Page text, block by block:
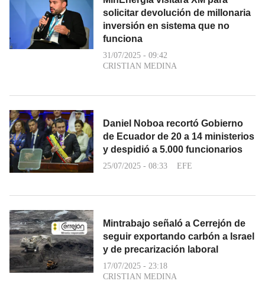
solicitar devolución de millonaria
inversión en sistema que no
funciona
31/07/2025 - 09:42
CRISTIAN MEDINA
Daniel Noboa recortó Gobierno
de Ecuador de 20 a 14 ministerios
y despidió a 5.000 funcionarios
25/07/2025 - 08:33 EFE
Mintrabajo señaló a Cerrejón de
seguir exportando carbón a Israel
y de precarización laboral
17/07/2025 - 23:18
CRISTIAN MEDINA